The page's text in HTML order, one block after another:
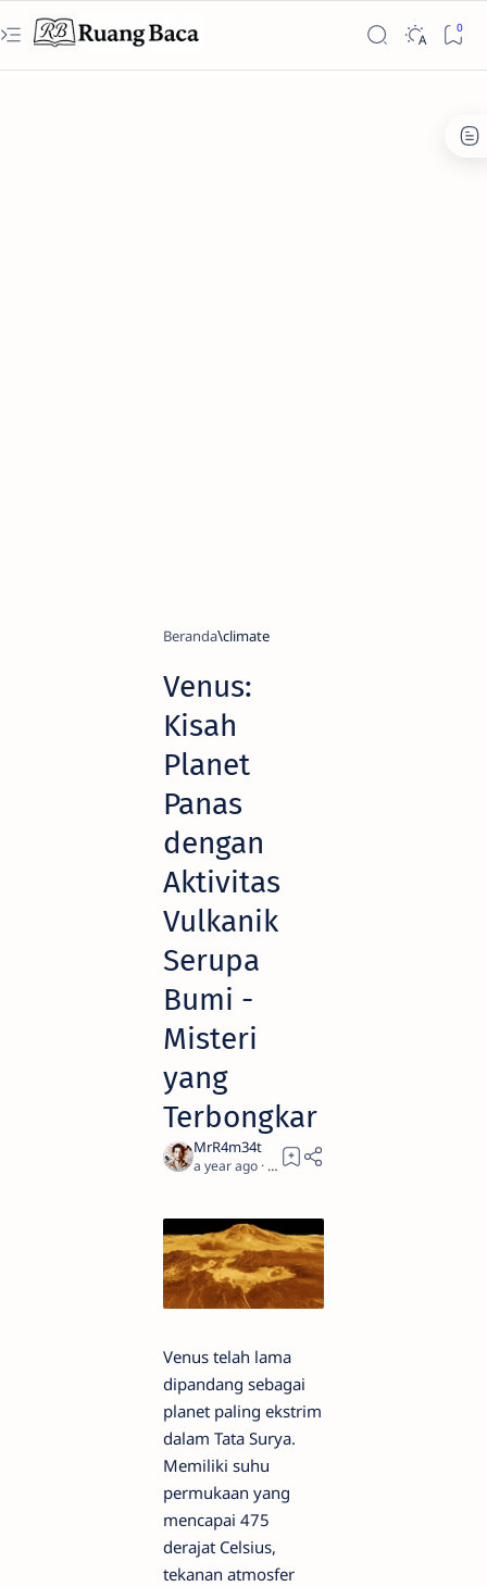
Beranda climate
Venus:
Kisah
Planet
Panas
dengan
Aktivitas
Vulkanik
Serupa
Bumi -
Misteri
yang
Terbongkar
a year ago 4
Venus telah lama
dipandang sebagai
planet paling ekstrim
dalam Tata Surya.
Memiliki suhu
permukaan yang
mencapai 475
derajat Celsius,
tekanan atmosfer